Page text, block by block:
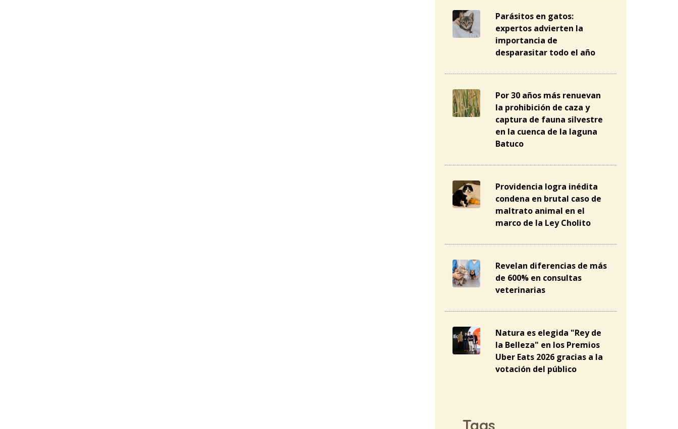
Parásitos en gatos:
expertos advierten la
importancia de
desparasitar todo el año
Por 30 años más renuevan
la prohibición de caza y
captura de fauna silvestre
en la cuenca de la laguna
Batuco
Providencia logra inédita
condena en brutal caso de
maltrato animal en el
marco de la Ley Cholito
Revelan diferencias de más
de 600% en consultas
veterinarias
Natura es elegida "Rey de
la Belleza" en los Premios
Uber Eats 2026 gracias a la
votación del público
Tags